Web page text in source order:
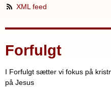
XML feed
Forfulgt
I Forfulgt sætter vi fokus på
på Jesus